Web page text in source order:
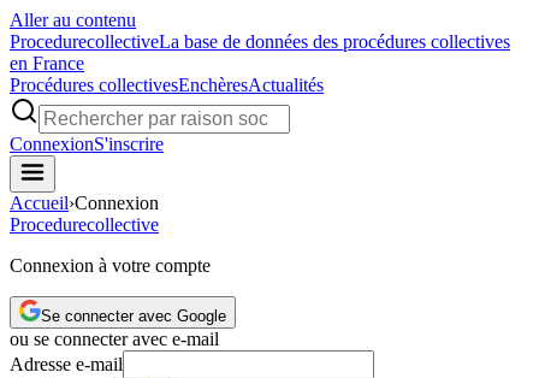
Aller au contenu
ProcedurecollectiveLa base de données des procédures collectives
en France
Procédures collectivesEnchèresActualités
ConnexionS'inscrire
Accueil›Connexion
Procedurecollective
Connexion à votre compte
Se connecter avec Google
ou se connecter avec e-mail
Adresse e-mail